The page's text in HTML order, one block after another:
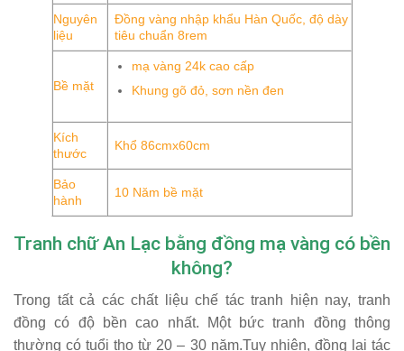
Nguyên
liệu
Đồng vàng nhập khẩu Hàn Quốc, độ dày
tiêu chuẩn 8rem
Bề mặt
mạ vàng 24k cao cấp
Khung gõ đỏ, sơn nền đen
Kích
thước
Khổ 86cmx60cm
Bảo
hành
10 Năm bề mặt
Tranh chữ An Lạc bằng đồng mạ vàng có bền
không?
Trong tất cả các chất liệu chế tác tranh hiện nay, tranh
đồng có độ bền cao nhất. Một bức tranh đồng thông
thường có tuổi thọ từ 20 – 30 năm.Tuy nhiên, đồng lại tác